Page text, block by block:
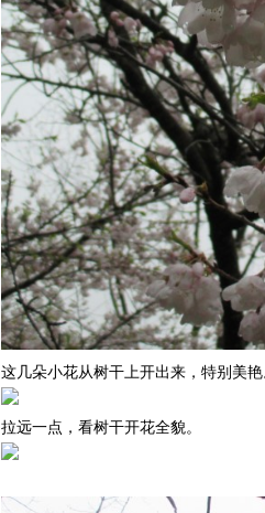
这几朵小花从树干上开出来，特别美
拉远一点，看树干开花全貌。